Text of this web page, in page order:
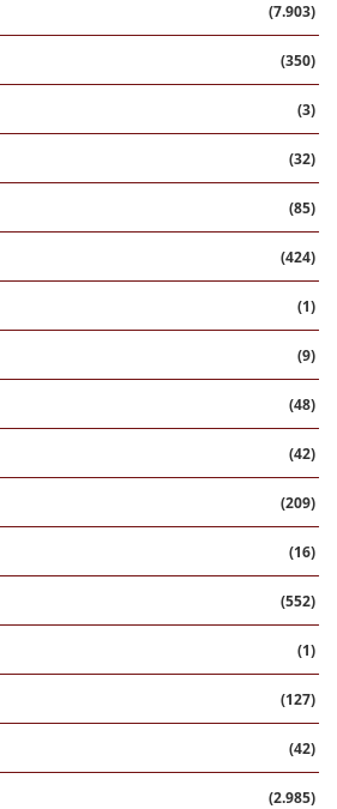
(7.903)
(350)
(3)
(32)
(85)
(424)
(1)
(9)
(48)
(42)
(209)
(16)
(552)
(1)
(127)
(42)
(2.985)